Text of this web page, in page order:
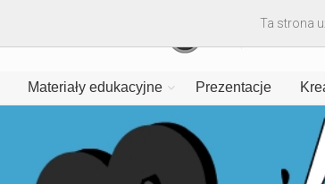
Materiały edukacyjne Prezentacje
Ta strona